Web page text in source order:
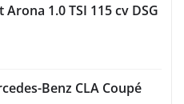
1.0 TSI 115 cv DSG
Benz CLA Coupé